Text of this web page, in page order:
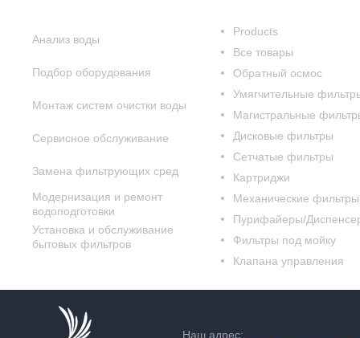
Анализ воды
Подбор оборудования
Монтаж систем очистки воды
Сервисное обслуживание
Замена фильтрующих сред
Модернизация и ремонт
водоподготовки
Установка и обслуживание
бытовых фильтров
Products
Все товары
Обратный осмос
Умягчительные
Магистральные
Дисковые фильтры
Сетчатые фильтры
Картриджи
Механические фильтры
Пурифайеры/
Фильтры под мойку
Клапана управления
Наш адрес: